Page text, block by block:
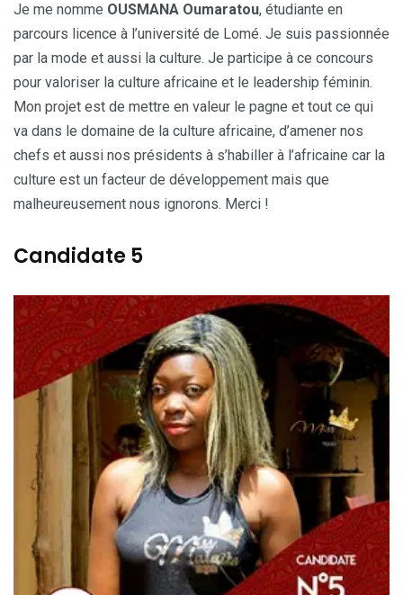
Je me nomme OUSMANA Oumaratou, étudiante en
parcours licence à l’université de Lomé. Je suis passionnée
par la mode et aussi la culture. Je participe à ce concours
pour valoriser la culture africaine et le leadership féminin.
Mon projet est de mettre en valeur le pagne et tout ce qui
va dans le domaine de la culture africaine, d’amener nos
chefs et aussi nos présidents à s’habiller à l’africaine car la
culture est un facteur de développement mais que
malheureusement nous ignorons. Merci !
Candidate 5